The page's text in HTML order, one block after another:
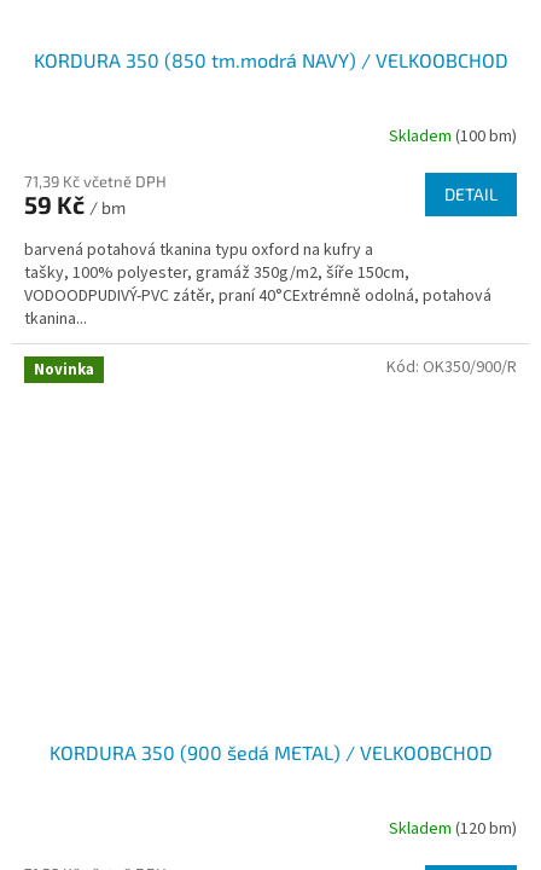
KORDURA 350 (850 tm.modrá NAVY) / VELKOOBCHOD
Skladem (100 bm)
71,39 Kč včetně DPH
59 Kč / bm
DETAIL
barvená potahová tkanina typu oxford na kufry a
tašky, 100% polyester, gramáž 350g/m2, šíře 150cm,
VODOODPUDIVÝ-PVC zátěr, praní 40°CExtrémně odolná, potahová
tkanina...
Novinka
KORDURA 350 (900 šedá METAL) / VELKOOBCHOD
Skladem (120 bm)
Kód: OK350/900/R